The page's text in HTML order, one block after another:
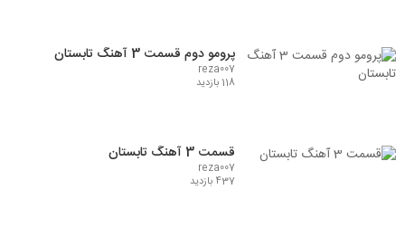
پرومو دوم قسمت 3 آهنگ تابستان
reza007
118 بازدید
قسمت 3 آهنگ تابستان
reza007
437 بازدید